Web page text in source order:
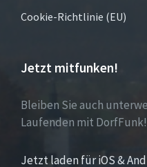
Cookie-Richtlinie (EU)
Jetzt mitfunken!
Bleiben Sie auch
Laufenden mit DorfFunk!
Jetzt laden für iOS &